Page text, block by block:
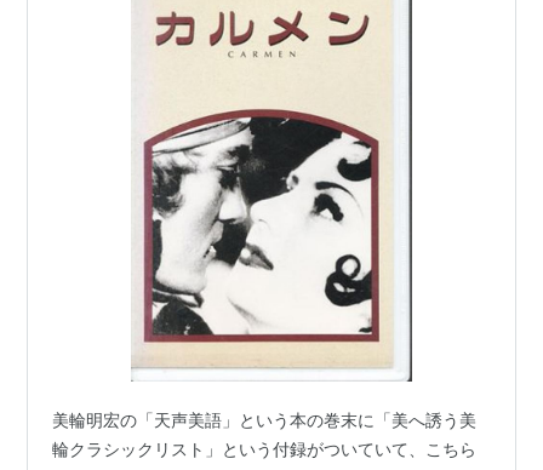
美輪明宏の「天声美語」という本の巻末に「美へ誘う美
輪クラシックリスト」という付録がついていて、こちら